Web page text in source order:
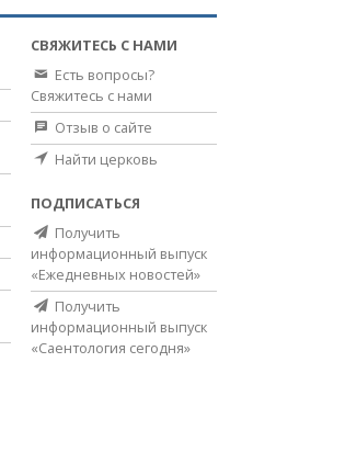
СВЯЖИТЕСЬ С НАМИ
Есть вопросы?
Свяжитесь с нами
Отзыв о сайте
Найти церковь
ПОДПИСАТЬСЯ
Получить
информационный выпуск
«Ежедневных новостей»
Получить
информационный выпуск
«Саентология сегодня»